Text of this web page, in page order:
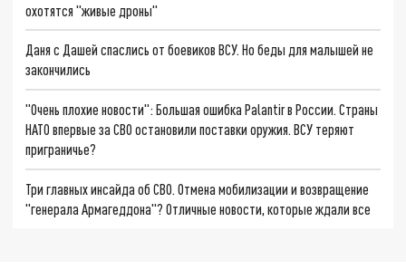
охотятся "живые дроны"
Даня с Дашей спаслись от боевиков ВСУ. Но беды для малышей не
закончились
"Очень плохие новости": Большая ошибка Palantir в России. Страны
НАТО впервые за СВО остановили поставки оружия. ВСУ теряют
приграничье?
Три главных инсайда об СВО. Отмена мобилизации и возвращение
"генерала Армагеддона"? Отличные новости, которые ждали все